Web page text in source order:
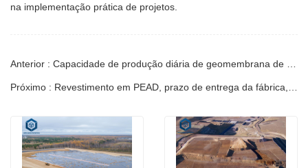
na implementação prática de projetos.